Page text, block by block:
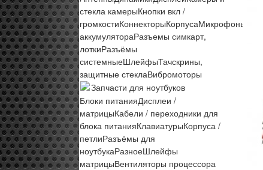
стекла камерыКнопки вкл /
громкостиКоннекторыКорпусаМикрофоны
аккумулятораРазъемы симкарт,
лоткиРазъёмы
системныеШлейфыТачскрины,
защитные стеклаВибромоторы
Запчасти для ноутбуков
Блоки питанияДисплеи /
матрицыКабели / переходники для
блока питанияКлавиатурыКорпуса /
петлиРазъёмы для
ноутбукаРазноеШлейфы
матрицыВентиляторы процессора